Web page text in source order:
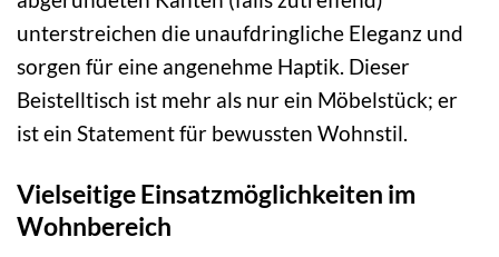
unterstreichen die unaufdringliche Eleganz und
sorgen für eine angenehme Haptik. Dieser
Beistelltisch ist mehr als nur ein Möbelstück; er
ist ein Statement für bewussten Wohnstil.
Vielseitige Einsatzmöglichkeiten im
Wohnbereich